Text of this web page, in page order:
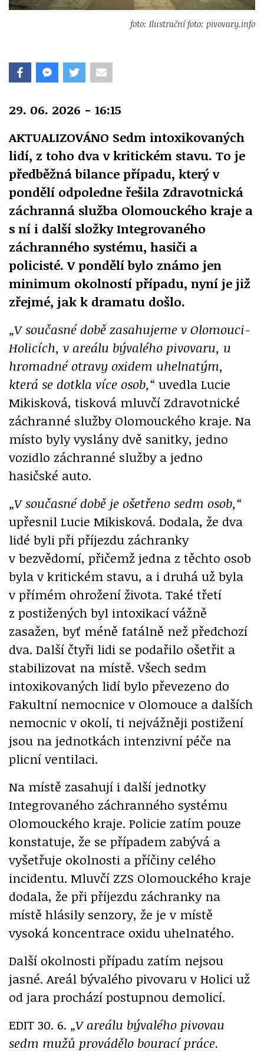
foto: Ilustrační foto: pivovary.info
29. 06. 2026 - 16:15
AKTUALIZOVÁNO Sedm intoxikovaných
lidí, z toho dva v kritickém stavu. To je
předběžná bilance případu, který v
pondělí odpoledne řešila Zdravotnická
záchranná služba Olomouckého kraje a
s ní i další složky Integrovaného
záchranného systému, hasiči a
policisté. V pondělí bylo známo jen
minimum okolností případu, nyní je již
zřejmé, jak k dramatu došlo.
„V současné době zasahujeme v Olomouci-
Holicích, v areálu bývalého pivovaru, u
hromadné otravy oxidem uhelnatým,
která se dotkla více osob,“ uvedla Lucie
Mikisková, tisková mluvčí Zdravotnické
záchranné služby Olomouckého kraje. Na
místo byly vyslány dvě sanitky, jedno
vozidlo záchranné služby a jedno
hasičské auto.
„V současné době je ošetřeno sedm osob,“
upřesnil Lucie Mikisková. Dodala, že dva
lidé byli při příjezdu záchranky
v bezvědomí, přičemž jedna z těchto osob
byla v kritickém stavu, a i druhá už byla
v přímém ohrožení života. Také třetí
z postižených byl intoxikací vážně
zasažen, byť méně fatálně než předchozí
dva. Další čtyři lidi se podařilo ošetřit a
stabilizovat na místě. Všech sedm
intoxikovaných lidí bylo převezeno do
Fakultní nemocnice v Olomouce a dalších
nemocnic v okolí, ti nejvážněji postižení
jsou na jednotkách intenzivní péče na
plicní ventilaci.
Na místě zasahují i ​​další jednotky
Integrovaného záchranného systému
Olomouckého kraje. Policie zatím pouze
konstatuje, že se případem zabývá a
vyšetřuje okolnosti a příčiny celého
incidentu. Mluvčí ZZS Olomouckého kraje
dodala, že při příjezdu záchranky na
místě hlásily senzory, že je v místě
vysoká koncentrace oxidu uhelnatého.
Další okolnosti případu zatím nejsou
jasné. Areál bývalého pivovaru v Holici už
od jara prochází postupnou demolicí.
EDIT 30. 6. „V areálu bývalého pivovau
sedm mužů provádělo bourací práce.